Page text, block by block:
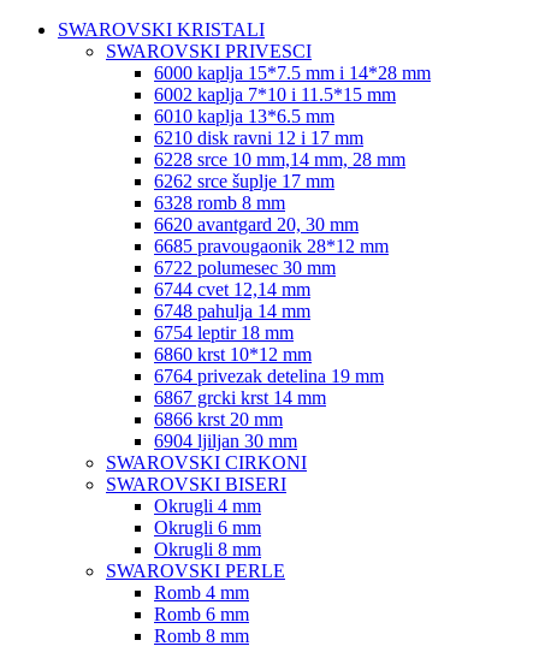
SWAROVSKI KRISTALI
SWAROVSKI PRIVESCI
6000 kaplja 15*7.5 mm i 14*28 mm
6002 kaplja 7*10 i 11.5*15 mm
6010 kaplja 13*6.5 mm
6210 disk ravni 12 i 17 mm
6228 srce 10 mm,14 mm, 28 mm
6262 srce šuplje 17 mm
6328 romb 8 mm
6620 avantgard 20, 30 mm
6685 pravougaonik 28*12 mm
6722 polumesec 30 mm
6744 cvet 12,14 mm
6748 pahulja 14 mm
6754 leptir 18 mm
6860 krst 10*12 mm
6764 privezak detelina 19 mm
6867 grcki krst 14 mm
6866 krst 20 mm
6904 ljiljan 30 mm
SWAROVSKI CIRKONI
SWAROVSKI BISERI
Okrugli 4 mm
Okrugli 6 mm
Okrugli 8 mm
SWAROVSKI PERLE
Romb 4 mm
Romb 6 mm
Romb 8 mm